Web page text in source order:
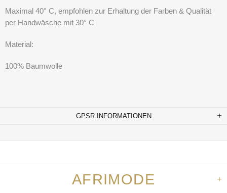
Maximal 40° C, empfohlen zur Erhaltung der Farben & Qualität
per Handwäsche mit 30° C
Material:
100% Baumwolle
GPSR INFORMATIONEN
AFRIMODE